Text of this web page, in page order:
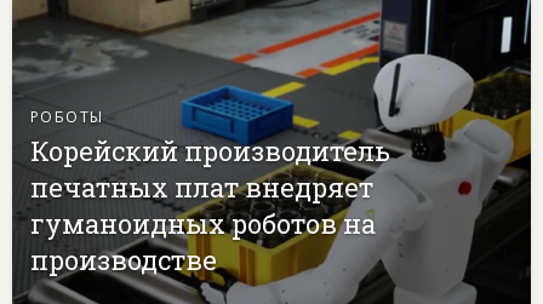
РОБОТЫ
Корейский производитель
печатных плат внедряет
гуманоидных роботов на
производстве